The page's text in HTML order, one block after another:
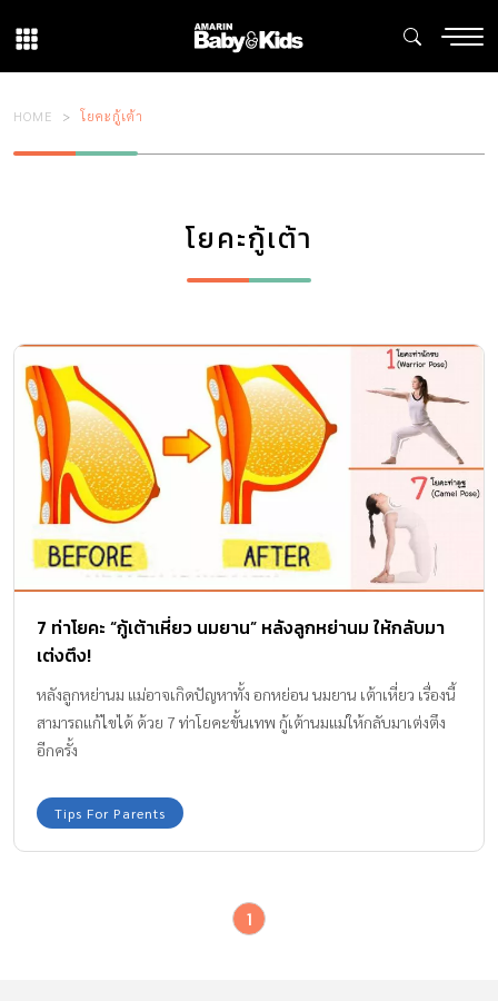
HOME โยคะกู้เต้า
โยคะกู้เต้า
7 ท่าโยคะ “กู้เต้าเหี่ยว นมยาน” หลังลูกหย่านม ให้กลับมา
เต่งตึง!
หลังลูกหย่านม แม่อาจเกิดปัญหาทั้ง อกหย่อน นมยาน เต้าเหี่ยว เรื่องนี้
สามารถแก้ไขได้ ด้วย 7 ท่าโยคะขั้นเทพ กู้เต้านมแม่ให้กลับมาเต่งตึง
อีกครั้ง
Tips For Parents
1